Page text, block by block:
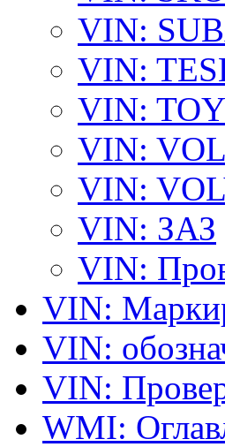
VIN:
VIN:
VIN:
VIN:
VIN:
VIN: ЗАЗ
VIN:
VIN:
VIN:
VIN:
WMI: